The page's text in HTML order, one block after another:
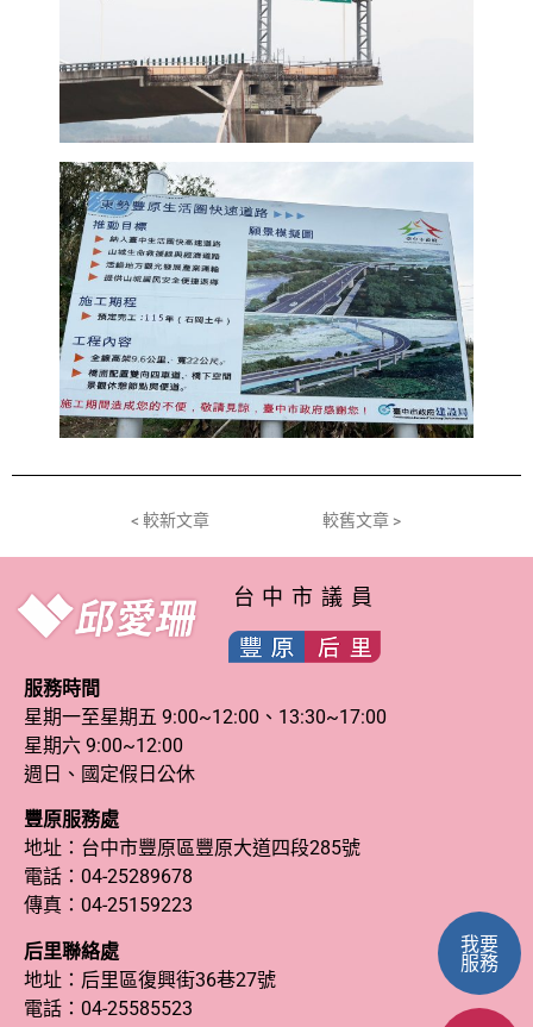
< 較新文章 較舊文章 >
台中市議員
服務時間
星期一至星期五 9:00~12:00、13:30~17:00
星期六 9:00~12:00
週日、國定假日公休
豐原服務處
地址：台中市豐原區豐原大道四段285號
電話： 04-25289678
傳真：04-25159223
后里聯絡處
地址：后里區復興街36巷27號
電話： 04-25585523
我要
服務